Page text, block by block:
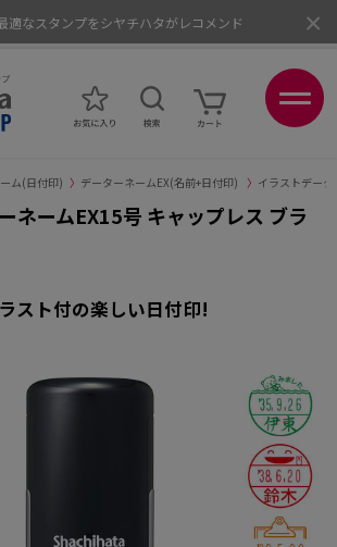
適なスタンプをシヤチハタがレコメンド
ム(日付印) 〉 データーネームEX(名前+日付印) 〉 イラストデータ
ネームEX15号 キャップレス ブラ
×
スト付の楽しい日付印!